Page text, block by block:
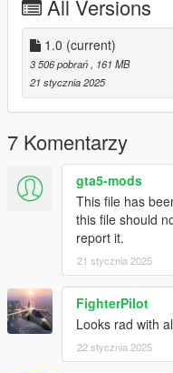
Bugs:
-suspension springs has
-aiming in the rear seat
Credits:
Silentm503 (Car)
TheAdmiester (Turbo
All Versions
1.0 (current)
3 506 pobrań
, 161 MB
21 stycznia 2025
7 Komentarzy
gta5-mods
This file has
this file should
report it.
21 stycznia 2025
FighterPilot
Looks rad with
22 stycznia 2025